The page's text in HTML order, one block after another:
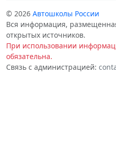
© 2026 Автошколы России
Вся информация,
открытых источников.
При использовании
обязательна.
Связь с администрацией: